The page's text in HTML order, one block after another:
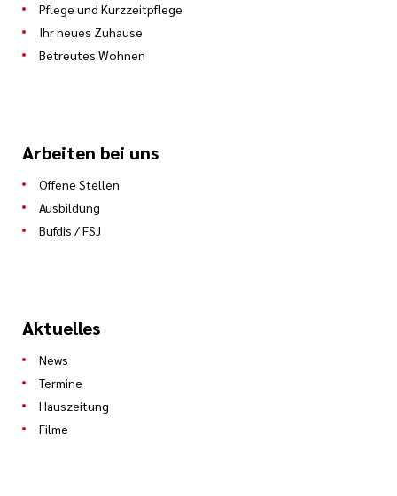
Pflege und Kurzzeitpflege
Ihr neues Zuhause
Betreutes Wohnen
Arbeiten bei uns
Offene Stellen
Ausbildung
Bufdis / FSJ
Aktuelles
News
Termine
Hauszeitung
Filme